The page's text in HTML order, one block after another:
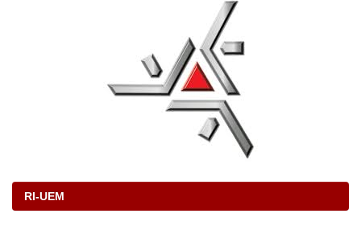
RI-UEM